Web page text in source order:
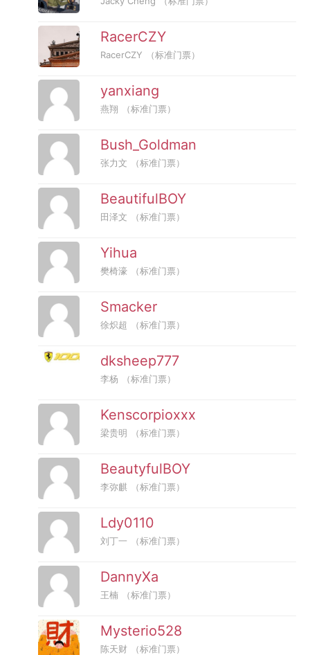
RacerCZY
RacerCZY （标准门票）
yanxiang
燕翔 （标准门票）
Bush_Goldman
张力文 （标准门票）
BeautifulBOY
田泽文 （标准门票）
Yihua
樊椅濠 （标准门票）
Smacker
徐炽超 （标准门票）
dksheep777
李杨 （标准门票）
Kenscorpioxxx
梁贵明 （标准门票）
BeautyfulBOY
李弥麒 （标准门票）
Ldy0110
刘丁一 （标准门票）
DannyXa
王楠 （标准门票）
Mysterio528
陈天财 （标准门票）